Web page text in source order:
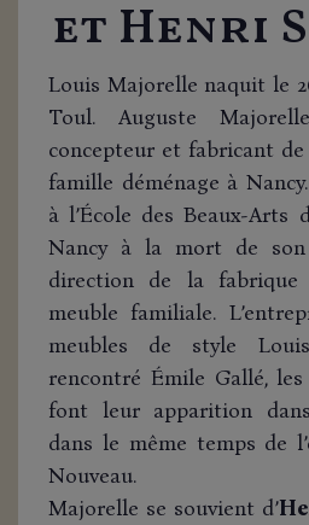
et Henri
Louis Majorelle naquit le
Toul. Auguste
concepteur et fabricant de
famille déménage à
à l’École des Beaux-Arts
Nancy à la mort de
direction de la
meuble familiale.
meubles de style
rencontré Émile Gallé,
font leur apparition
dans le même temps de
Nouveau.
Majorelle se souvient d’